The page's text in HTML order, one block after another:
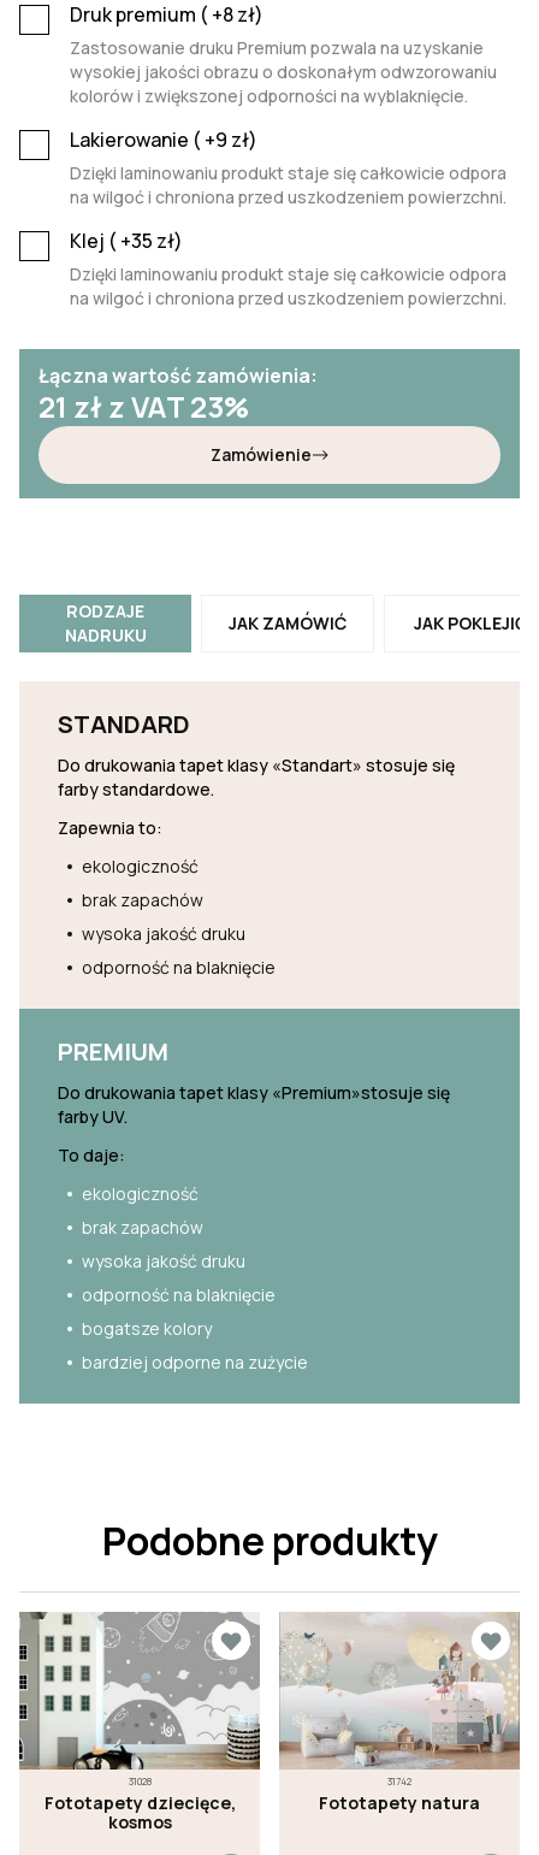
Druk premium ( +8zł)
Zastosowanie druku Premium pozwala na uzyskanie
wysokiej jakości obrazu o doskonałym odwzorowaniu
kolorów i zwiększonej odporności na wyblaknięcie.
Lakierowanie ( +9 zł)
Dzięki laminowaniu produkt staje się całkowicie odpora
na wilgoć i chroniona przed uszkodzeniem powierzchni.
Klej ( +35 zł)
Dzięki laminowaniu produkt staje się całkowicie odpora
na wilgoć i chroniona przed uszkodzeniem powierzchni.
Łączna wartość zamówienia:
21 zł z VAT 23%
Zamówienie
RODZAJE
NADRUKU
JAK ZAMÓWIĆ JAK POKLEJIĆ
STANDARD
Do drukowania tapet klasy «Standart» stosuje się
farby standardowe.
Zapewnia to:
ekologiczność
brak zapachów
wysoka jakość druku
odporność na blaknięcie
PREMIUM
Do drukowania tapet klasy «Premium»stosuje się
farby UV.
To daje:
ekologiczność
brak zapachów
wysoka jakość druku
odporność na blaknięcie
bogatsze kolory
bardziej odporne na zużycie
Podobne produkty
31028
Fototapety dziecięce,
kosmos
31742
Fototapety natura